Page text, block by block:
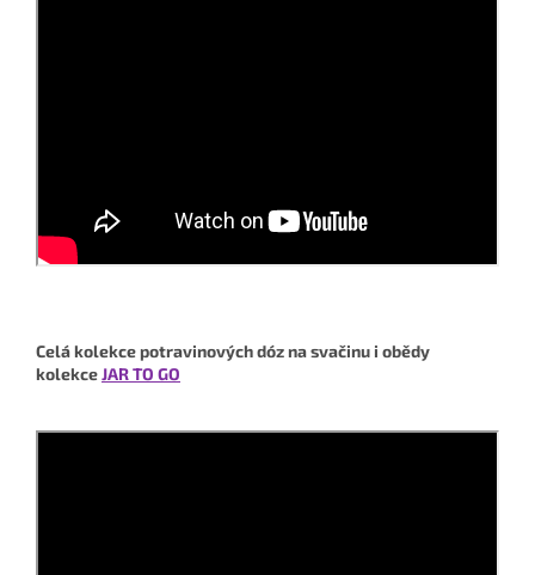
Celá kolekce potravinových dóz na svačinu i obědy
kolekceJAR TO GO